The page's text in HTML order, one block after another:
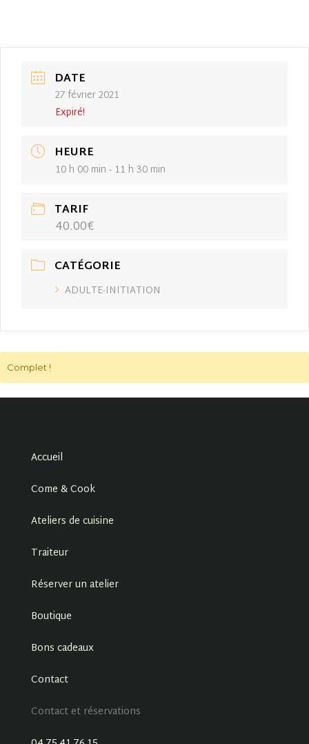
DATE
27 février 2021
Expiré!
HEURE
10 h 00 min - 11 h 30 min
TARIF
40.00€
CATÉGORIE
ADULTE-INITIATION
Complet !
Accueil
Come & Cook
Ateliers de cuisine
Traiteur
Réserver un atelier
Boutique
Bons cadeaux
Contact
Contact et réservations